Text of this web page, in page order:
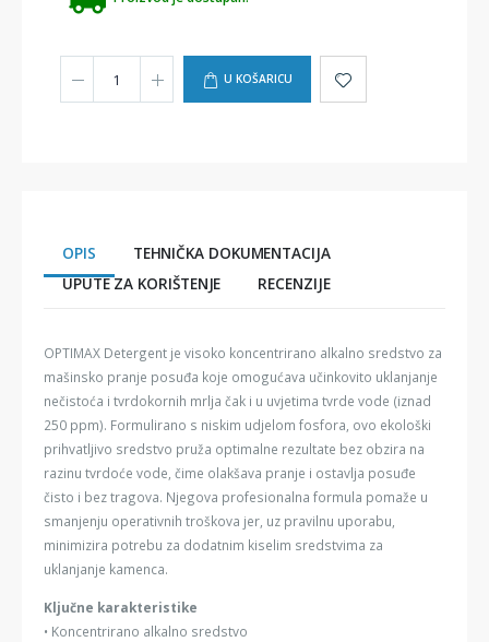
U KOŠARICU
OPIS
TEHNIČKA DOKUMENTACIJA
UPUTE ZA KORIŠTENJE
RECENZIJE
OPTIMAX Detergent je visoko koncentrirano alkalno sredstvo za
mašinsko pranje posuđa koje omogućava učinkovito uklanjanje
nečistoća i tvrdokornih mrlja čak i u uvjetima tvrde vode (iznad
250 ppm). Formulirano s niskim udjelom fosfora, ovo ekološki
prihvatljivo sredstvo pruža optimalne rezultate bez obzira na
razinu tvrdoće vode, čime olakšava pranje i ostavlja posuđe
čisto i bez tragova. Njegova profesionalna formula pomaže u
smanjenju operativnih troškova jer, uz pravilnu uporabu,
minimizira potrebu za dodatnim kiselim sredstvima za
uklanjanje kamenca.
Ključne karakteristike
• Koncentrirano alkalno sredstvo